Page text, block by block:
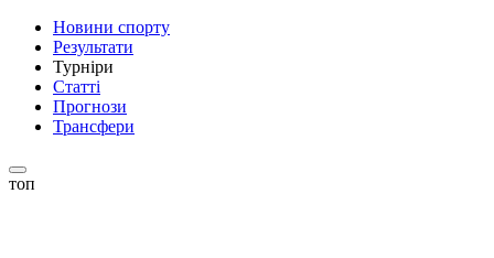
Новини спорту
Результати
Турніри
Статті
Прогнози
Трансфери
топ